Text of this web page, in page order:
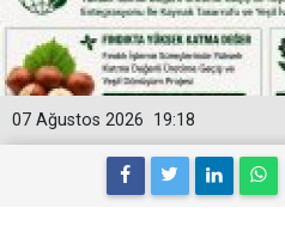
19:18
07 Ağustos 2026